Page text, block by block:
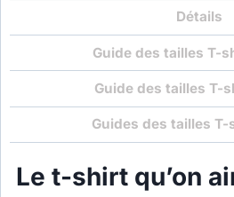
Détails
Guide des tailles T-
Guide des tailles T-
Guides des tailles
Le t-shirt qu’on